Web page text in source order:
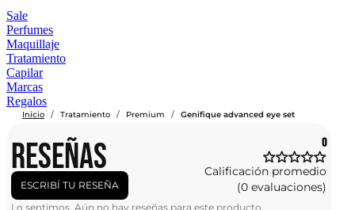
Sale
Perfumes
Maquillaje
Tratamiento
Capilar
Marcas
Regalos
Inicio / Tratamiento / Premium / Genifique advanced eye set
RESEÑAS
ESCRIBÍ TU RESEÑA
0
Calificación promedio
(0 evaluaciones)
Lo sentimos. Aún no hay reseñas para este producto.